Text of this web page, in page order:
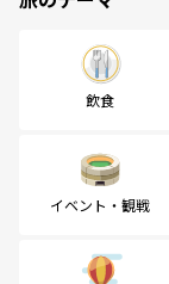
飲食
イベント・観戦